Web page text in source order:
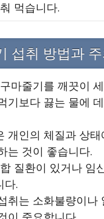
먹습니다.
섭취 방법과
마줄기를 깨끗이
기보다 끓는 물에
개인의 체질과 상
는 것이 좋습니다.
질환이 있거나 임
다.
취는 소화불량이나